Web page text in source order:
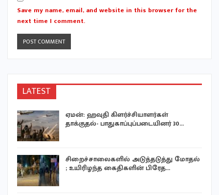
Save my name, email, and website in this browser for the
next time I comment.
LATEST
ஏமன்: ஹவுதி கிளர்ச்சியாளர்கள்
தாக்குதல்- பாதுகாப்புப்படையினர் 30…
சிறைச்சாலைகளில் அடுத்தடுத்து மோதல்
; உயிரிழந்த கைதிகளின் பிரேத…